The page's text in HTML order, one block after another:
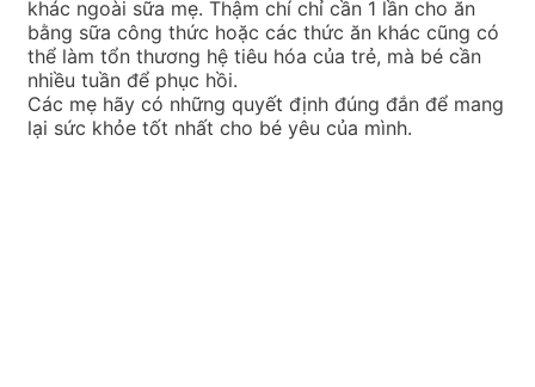
khác ngoài sữa mẹ. Thậm chí chỉ cần 1 lần cho ăn
bằng sữa công thức hoặc các thức ăn khác cũng có
thể làm tổn thương hệ tiêu hóa của trẻ, mà bé cần
nhiều tuần để phục hồi.
Các mẹ hãy có những quyết định đúng đắn để mang
lại sức khỏe tốt nhất cho bé yêu của mình.